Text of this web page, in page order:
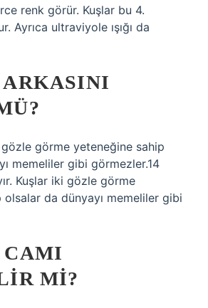
renk görür. Kuşlar bu 4.
Ayrıca ultraviyole ışığı da
gözle görme yeteneğine sahip
memeliler gibi görmezler.14
Kuşlar iki gözle görme
da dünyayı memeliler gibi
CAMI
MI?